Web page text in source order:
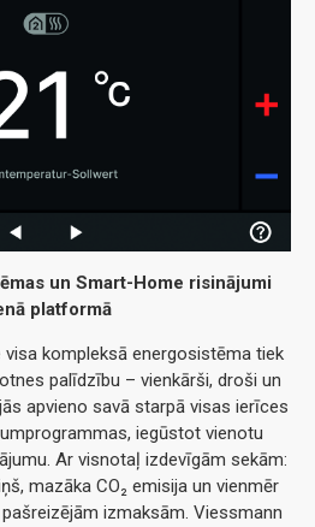
un Smart-Home risinājumi
platformā
kompleksā energosistēma tiek
palīdzību – vienkārši, droši un
apvieno savā starpā visas ierīces
iegūstot vienotu
Ar visnotaļ izdevīgām sekām:
mazāka CO₂ emisija un vienmēr
izmaksām. Viessmann